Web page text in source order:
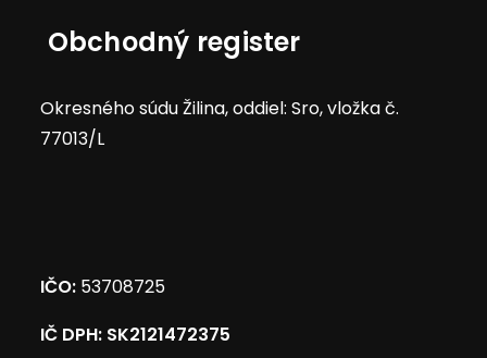
Obchodný register
Okresného súdu Žilina, oddiel: Sro, vložka č.
77013/L
IČO: 53708725
IČ DPH: SK2121472375